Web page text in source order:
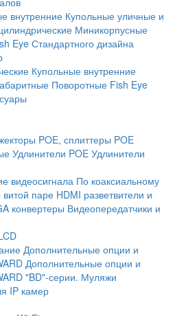
внутренние Купольные уличные и
Миникорпусные
Eye Стандартного дизайна
Купольные внутренние
Поворотные Fish Eye
POE, сплиттеры POE
Удлинители POE Удлинители
видеосигнала По коаксиальному
витой паре HDMI разветвители и
конвертеры Видеопередатчики и
Дополнительные опции и
Дополнительные опции и
"BD"-серии. Муляжи
IP камер